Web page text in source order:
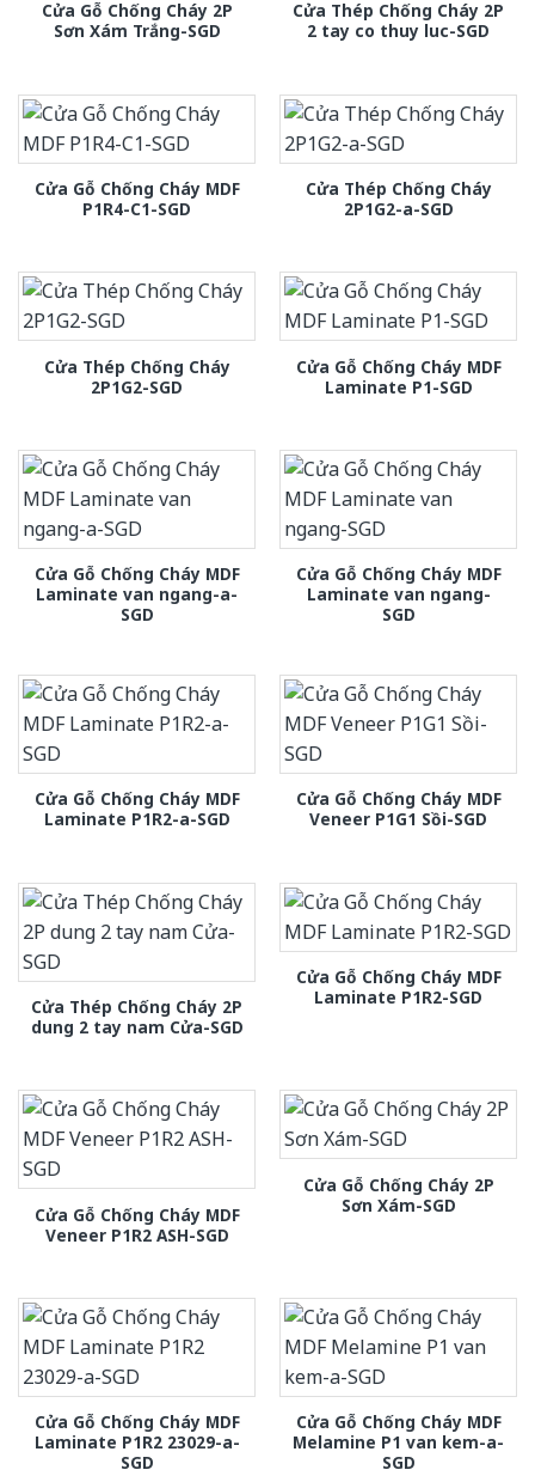
Cửa Gỗ Chống Cháy 2P
Sơn Xám Trắng-SGD
Cửa Thép Chống Cháy 2P
2 tay co thuy luc-SGD
Cửa Gỗ Chống Cháy MDF
P1R4-C1-SGD
Cửa Thép Chống Cháy
2P1G2-a-SGD
Cửa Thép Chống Cháy
2P1G2-SGD
Cửa Gỗ Chống Cháy MDF
Laminate P1-SGD
Cửa Gỗ Chống Cháy MDF
Laminate van ngang-a-
SGD
Cửa Gỗ Chống Cháy MDF
Laminate van ngang-
SGD
Cửa Gỗ Chống Cháy MDF
Laminate P1R2-a-SGD
Cửa Gỗ Chống Cháy MDF
Veneer P1G1 Sồi-SGD
Cửa Thép Chống Cháy 2P
dung 2 tay nam Cửa-SGD
Cửa Gỗ Chống Cháy MDF
Laminate P1R2-SGD
Cửa Gỗ Chống Cháy MDF
Veneer P1R2 ASH-SGD
Cửa Gỗ Chống Cháy 2P
Sơn Xám-SGD
Cửa Gỗ Chống Cháy MDF
Laminate P1R2 23029-a-
SGD
Cửa Gỗ Chống Cháy MDF
Melamine P1 van kem-a-
SGD